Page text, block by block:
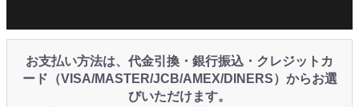
お支払い方法は、代金引換・銀行振込・クレジットカ
ード（VISA/MASTER/JCB/AMEX/DINERS）からお選
びいただけます。